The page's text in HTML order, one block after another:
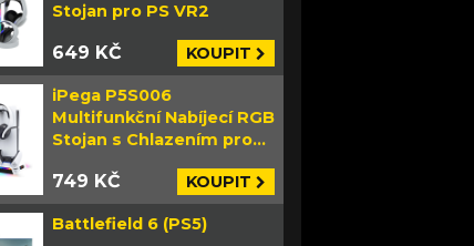
Stojan pro PS VR2
649 KČ KOUPIT
iPega P5S006
Multifunkční Nabíjecí RGB
Stojan s Chlazením pro
749 KČ KOUPIT
Battlefield 6 (PS5)